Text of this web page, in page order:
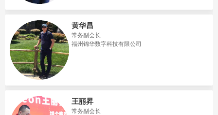
黄华昌
常务副会长
福州锦华数字科技有限公司
王丽昇
常务副会长